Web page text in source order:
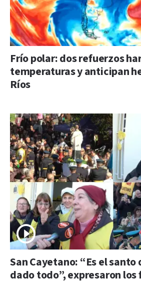
Frío polar: dos refuerzos
temperaturas y anticipan
Ríos
San Cayetano: “Es el santo
dado todo”, expresaron los